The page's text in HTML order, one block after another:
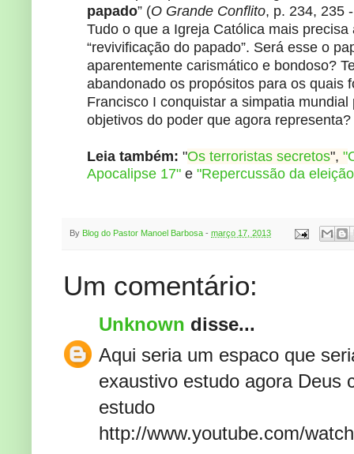
papado” (O Grande Conflito, p. 234, 235
Tudo o que a Igreja Católica mais precisa
“revivificação do papado”. Será esse o
aparentemente carismático e bondoso?
abandonado os propósitos para os quais
Francisco I conquistar a simpatia
objetivos do poder que agora
Leia também: "Os terroristas secretos", "
Apocalipse 17" e "Repercussão da
By Blog do Pastor Manoel Barbosa - março 17, 2013
Um comentário:
Unknown disse...
Aqui seria um espaco que
exaustivo estudo agora Deus
estudo
http://www.youtube.com/